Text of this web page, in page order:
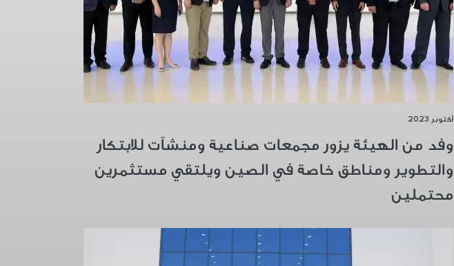
أكتوبر 2023
وفد من الهيئة يزور مجمعات صناعية ومنشآت للابتكار
والتطوير ومناطق خاصة في الصين ويلتقي مستثمرين
محتملين